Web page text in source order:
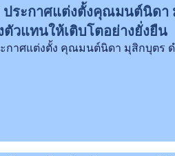
ระกาศแต่งตั้งคุณมนต์นิดา
วแทนให้เติบโตอย่างยั่งยืน
กาศแต่งตั้ง คุณมนต์นิดา มุสิกบุตร